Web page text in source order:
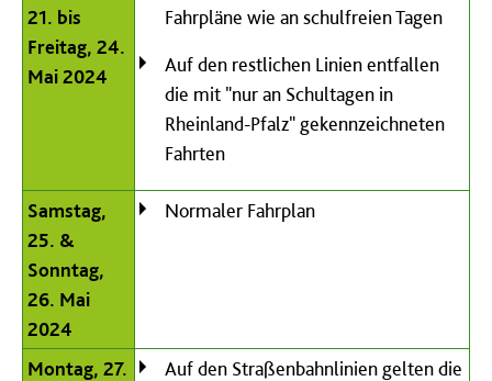
21. bis
Freitag, 24.
Mai 2024
Fahrpläne wie an schulfreien Tagen
Auf den restlichen Linien entfallen
die mit "nur an Schultagen in
Rheinland-Pfalz" gekennzeichneten
Fahrten
Samstag,
25. &
Sonntag,
26. Mai
2024
Normaler Fahrplan
Montag, 27.
Auf den Straßenbahnlinien gelten die